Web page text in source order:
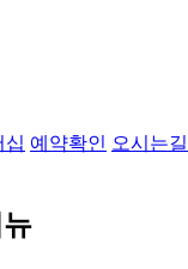
십 예약확인 오시는길